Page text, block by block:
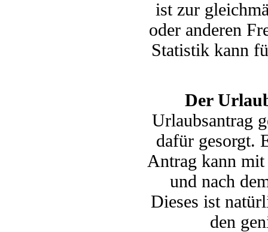
ist zur
oder anderen
Statistik kann
Der
Urlaubsantrag
dafür gesorgt.
Antrag kann
und nach
Dieses ist
den